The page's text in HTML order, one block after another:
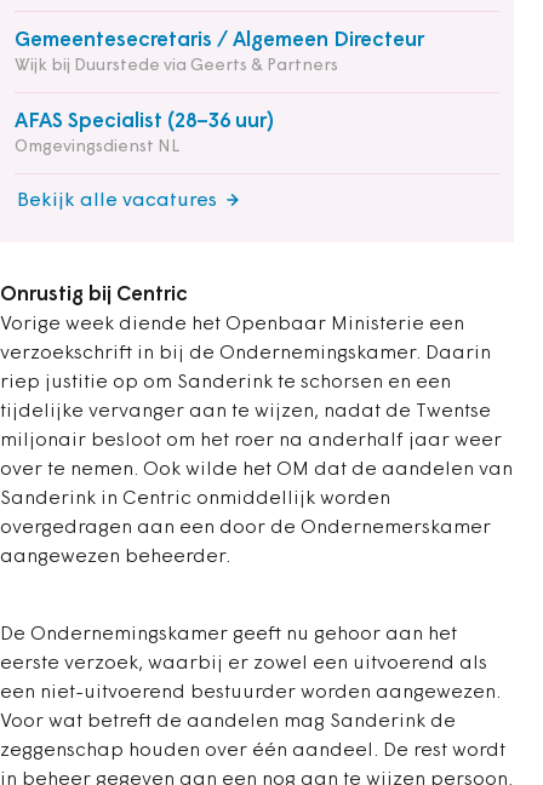
Gemeentesecretaris / Algemeen Directeur
Wijk bij Duurstede via Geerts & Partners
AFAS Specialist (28–36 uur)
Omgevingsdienst NL
Bekijk alle vacatures
Onrustig bij Centric
Vorige week diende het Openbaar Ministerie een
verzoekschrift in bij de Ondernemingskamer. Daarin
riep justitie op om Sanderink te schorsen en een
tijdelijke vervanger aan te wijzen, nadat de Twentse
miljonair besloot om het roer na anderhalf jaar weer
over te nemen. Ook wilde het OM dat de aandelen van
Sanderink in Centric onmiddellijk worden
overgedragen aan een door de Ondernemerskamer
aangewezen beheerder.
De Ondernemingskamer geeft nu gehoor aan het
eerste verzoek, waarbij er zowel een uitvoerend als
een niet-uitvoerend bestuurder worden aangewezen.
Voor wat betreft de aandelen mag Sanderink de
zeggenschap houden over één aandeel. De rest wordt
in beheer gegeven aan een nog aan te wijzen persoon.